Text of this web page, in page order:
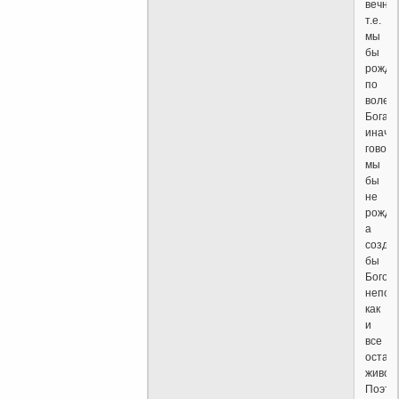
вечно,
т.е.
мы
бы
по
воле
Бога,
иначе
говоря
мы
бы
не
а
бы
Богом
как
и
все
живое.